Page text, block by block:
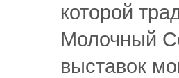
которой
Молочный
выставок